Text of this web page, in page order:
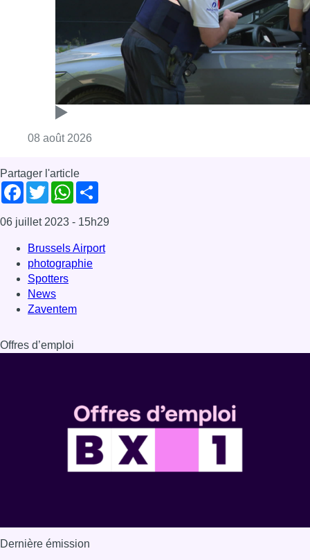
08 août 2026
Partager l'article
Facebook
TwitterWhatsApp
06 juillet 2023 - 15h29
Brussels Airport
photographie
Spotters
News
Zaventem
Offres d’emploi
Dernière émission